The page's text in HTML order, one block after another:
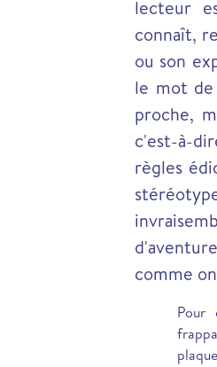
lecteur
connaît,
ou son
le mot de
proche,
c'est-à-
règles
comme
Pour